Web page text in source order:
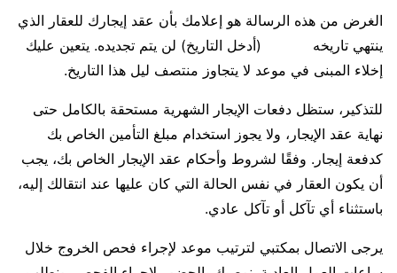
الغرض من هذه الرسالة هو إعلامك بأن عقد إيجارك للعقار الذي
ينتهي تاريخه (أدخل التاريخ) لن يتم تجديده. يتعين عليك
إخلاء المبنى في موعد لا يتجاوز منتصف ليل هذا التاريخ.
للتذكير، ستظل دفعات الإيجار الشهرية مستحقة بالكامل حتى
نهاية عقد الإيجار، ولا يجوز استخدام مبلغ التأمين الخاص بك
كدفعة إيجار. وفقًا لشروط وأحكام عقد الإيجار الخاص بك، يجب
أن يكون العقار في نفس الحالة التي كان عليها عند انتقالك إليه،
باستثناء أي تآكل أو تآكل عادي.
يرجى الاتصال بمكتبي لترتيب موعد لإجراء فحص الخروج خلال